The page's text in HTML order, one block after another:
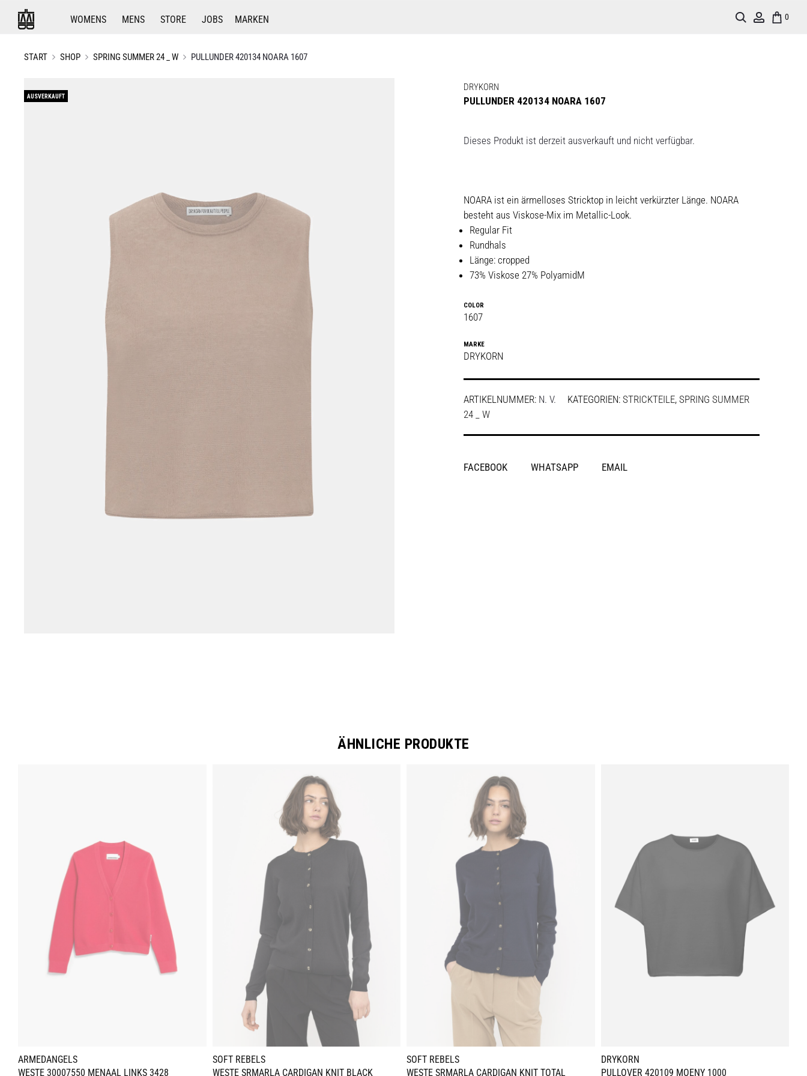
WOMENS MENS STORE JOBS MARKEN 0
Account
Search
START SHOP SPRING SUMMER 24 _ W PULLUNDER 420134 NOARA 1607
AUSVERKAUFT
DRYKORN
PULLUNDER 420134 NOARA 1607
Dieses Produkt ist derzeit ausverkauft und nicht verfügbar.
NOARA ist ein ärmelloses Stricktop in leicht verkürzter Länge. NOARA
besteht aus Viskose-Mix im Metallic-Look.
Regular Fit
Rundhals
Länge: cropped
73% Viskose 27% PolyamidM
COLOR
1607
MARKE
DRYKORN
ARTIKELNUMMER: N. V. KATEGORIEN: STRICKTEILE, SPRING SUMMER
24 _ W
SHARE
FACEBOOK WHATSAPP EMAIL
ÄHNLICHE PRODUKTE
ARMEDANGELS
WESTE 30007550 MENAAL LINKS 3428
SOFT REBELS
WESTE SRMARLA CARDIGAN KNIT BLACK
SOFT REBELS
WESTE SRMARLA CARDIGAN KNIT TOTAL
DRYKORN
PULLOVER 420109 MOENY 1000